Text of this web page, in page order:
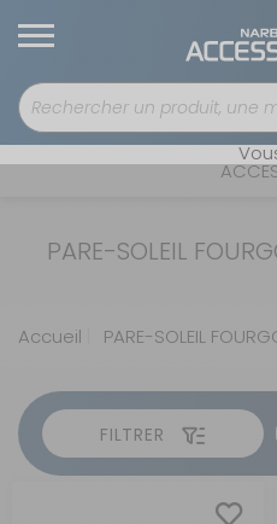
Vous
PARE-SOLEIL
Accueil PARE-SOLEIL
FILTRER